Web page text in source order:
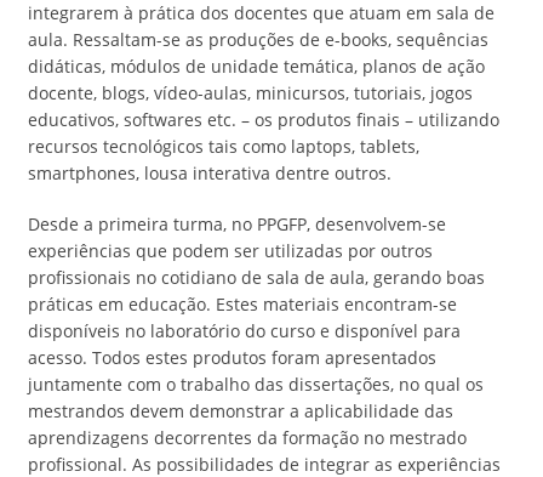
integrarem à prática dos docentes que atuam em sala de
aula. Ressaltam-se as produções de e-books, sequências
didáticas, módulos de unidade temática, planos de ação
docente, blogs, vídeo-aulas, minicursos, tutoriais, jogos
educativos, softwares etc. – os produtos finais – utilizando
recursos tecnológicos tais como laptops, tablets,
smartphones, lousa interativa dentre outros.
Desde a primeira turma, no PPGFP, desenvolvem-se
experiências que podem ser utilizadas por outros
profissionais no cotidiano de sala de aula, gerando boas
práticas em educação. Estes materiais encontram-se
disponíveis no laboratório do curso e disponível para
acesso. Todos estes produtos foram apresentados
juntamente com o trabalho das dissertações, no qual os
mestrandos devem demonstrar a aplicabilidade das
aprendizagens decorrentes da formação no mestrado
profissional. As possibilidades de integrar as experiências